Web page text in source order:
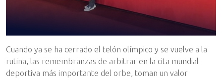
Cuando ya se ha cerrado el telón olímpico y se vuelve a la
rutina, las remembranzas de arbitrar en la cita mundial
deportiva más importante del orbe, toman un valor